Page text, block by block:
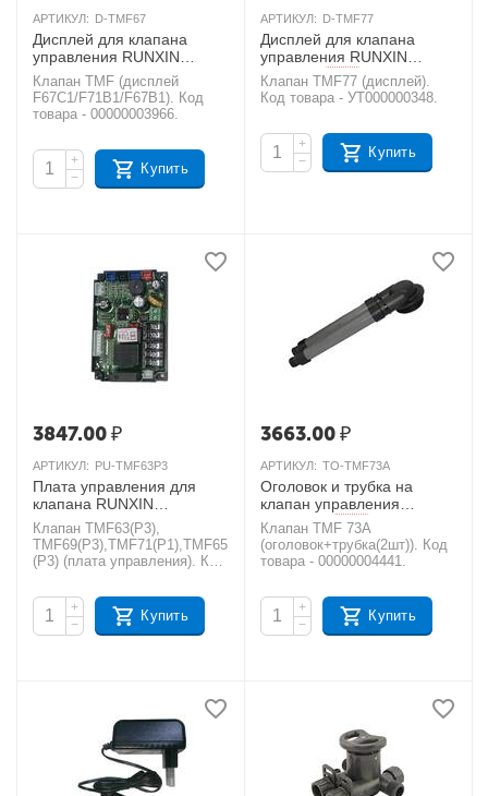
АРТИКУЛ: D-TMF67
Дисплей для клапана
управления RUNXIN
TMF67C1, TMF71B1,
TMF67B1
AКЦИЯ
Клапан TMF (дисплей
F67C1/F71B1/F67B1). Код
товара - 00000003966.
+
−
Купить
АРТИКУЛ: D-TMF77
Дисплей для клапана
управления RUNXIN
TMF77
AКЦИЯ
Клапан TMF77 (дисплей).
Код товара - УТ000000348.
+
−
Купить
3847.00₽
АРТИКУЛ: PU-TMF63P3
Плата управления для
клапана RUNXIN
TMF63P3, TMF69P3,
TMF71P1, TMF65P3
AКЦИЯ
Клапан TMF63(P3),
TMF69(P3),TMF71(P1),TMF65
(P3) (плата управления). Код
+
−
Купить
3663.00₽
АРТИКУЛ: TO-TMF73A
Оголовок и трубка на
клапан управления
TMF73A
AКЦИЯ
Клапан TMF 73A
(оголовок+трубка(2шт)). Код
товара - 00000004441.
+
−
Купить